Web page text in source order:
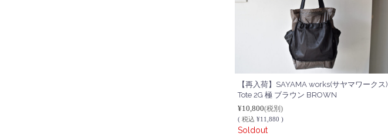
【再入荷】SAYAMA works(サヤマワークス)
Tote 2G 極 ブラウン BROWN
¥10,800(税別)
( 税込 ¥11,880 )
Soldout